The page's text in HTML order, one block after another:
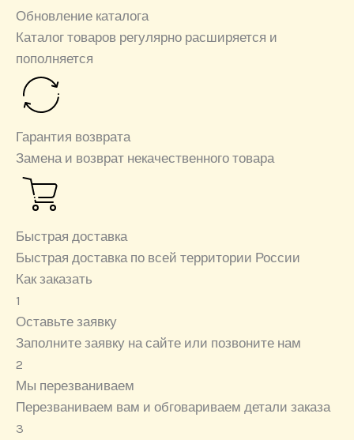
Обновление каталога
Каталог товаров регулярно расширяется и
пополняется
Гарантия возврата
Замена и возврат некачественного товара
Быстрая доставка
Быстрая доставка по всей территории России
Как заказать
1
Оставьте заявку
Заполните заявку на сайте или позвоните нам
2
Мы перезваниваем
Перезваниваем вам и обговариваем детали заказа
3